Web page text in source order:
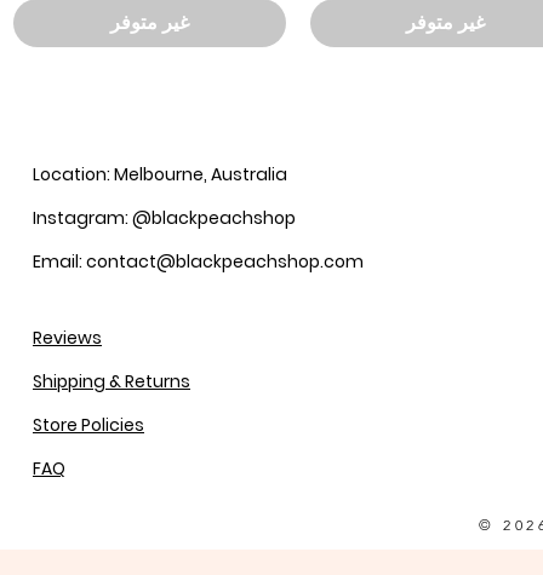
غير متوفر غير متوفر
Location: Melbourne, Australia
Instagram: @blackpeachshop
Email: contact@blackpeachshop.com
Reviews
Shipping & Returns
Store Policies
FAQ
©